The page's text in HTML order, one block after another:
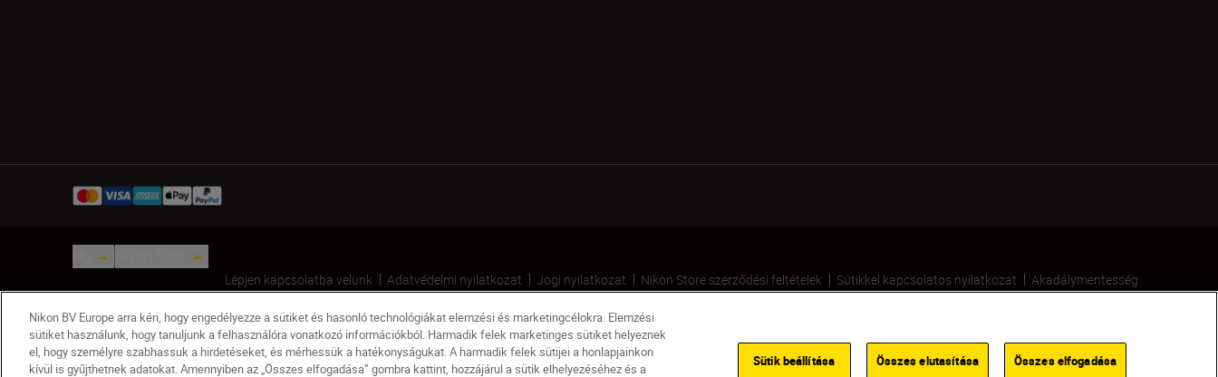
Lépjen kapcsolatba velünk Adatvédelmi nyilatkozat Jogi nyilatkozat Nikon Store szerződési feltételek Sütikkel kapcsolatos nyilatkozat
Akadálymentesség
© 2026 Nikon
Nikon BV Europe arra kéri, hogy engedélyezze a sütiket és hasonló technológiákat elemzési és marketingcélokra. Elemzési
sütiket használunk, hogy tanuljunk a felhasználóra vonatkozó információkból. Harmadik felek marketinges sütiket helyeznek
el, hogy személyre szabhassuk a hirdetéseket, és mérhessük a hatékonyságukat. A harmadik felek sütijei a honlapjainkon
kívül is gyűjthetnek adatokat. Amennyiben az „Összes elfogadása” gombra kattint, hozzájárul a sütik elhelyezéséhez és a
Sütik beállítása Összes elutasítása Összes elfogadása